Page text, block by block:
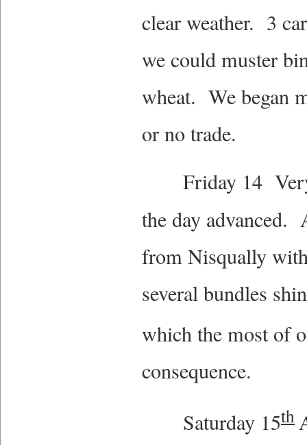
clear weather. 3
we could muster
wheat. We began
or no trade.
Friday 14 Very
the day
from Nisqually
several bundles
which the most of
consequence.
Saturday 15th